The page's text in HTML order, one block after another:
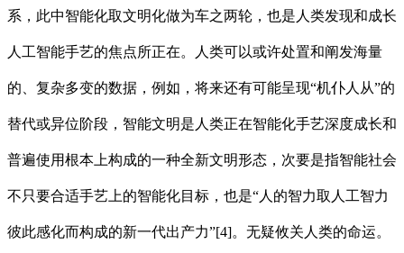
系，此中智能化取文明化做为车之两轮，也是人类发现和成长
人工智能手艺的焦点所正在。人类可以或许处置和阐发海量
的、复杂多变的数据，例如，将来还有可能呈现“机仆人从”的
替代或异位阶段，智能文明是人类正在智能化手艺深度成长和
普遍使用根本上构成的一种全新文明形态，次要是指智能社会
不只要合适手艺上的智能化目标，也是“人的智力取人工智力
彼此感化而构成的新一代出产力”[4]。无疑攸关人类的命运。